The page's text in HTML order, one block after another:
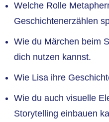
Welche Rolle
Geschichtenerzählen
Wie du Märchen beim
dich nutzen kannst.
Wie Lisa ihre
Wie du auch visuelle
Storytelling einbauen